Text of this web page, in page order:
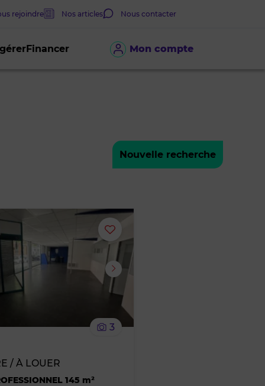
Mon compte
Financer
rejoindre Nos articles Nous contacter
Nouvelle recherche
Ajouter
ou
le
3
/ À LOUER
145 m²